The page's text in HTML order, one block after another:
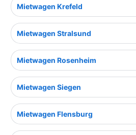
Mietwagen Krefeld
Mietwagen Stralsund
Mietwagen Rosenheim
Mietwagen Siegen
Mietwagen Flensburg